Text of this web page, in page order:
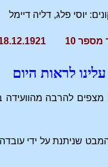
יוסי פלג, דליה דיימל
18.12.1921
לראות היום
להרבה מהוועידה
שניתנת על ידי